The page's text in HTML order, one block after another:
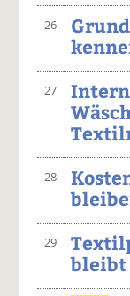
26
27
28
29
bleibt